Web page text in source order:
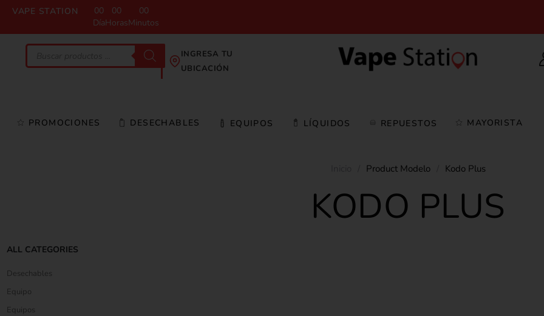
VAPE STATION
00
Día
00
Horas
00
Minutos
INGRESA TU
UBICACIÓN
PROMOCIONES DESECHABLES EQUIPOS LÍQUIDOS REPUESTOS MAYORISTA
Product Modelo Kodo Plus
KODO PLUS
ALL CATEGORIES
Desechables
Equipo
Equipos